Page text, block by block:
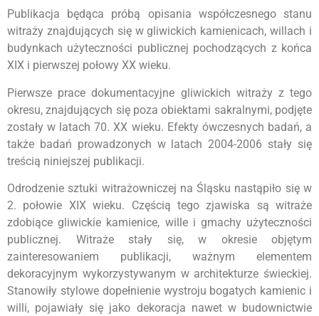
Publikacja będąca próbą opisania współczesnego stanu
witraży znajdujących się w gliwickich kamienicach, willach i
budynkach użyteczności publicznej pochodzących z końca
XIX i pierwszej połowy XX wieku.
Pierwsze prace dokumentacyjne gliwickich witraży z tego
okresu, znajdujących się poza obiektami sakralnymi, podjęte
zostały w latach 70. XX wieku. Efekty ówczesnych badań, a
także badań prowadzonych w latach 2004-2006 stały się
treścią niniejszej publikacji.
Odrodzenie sztuki witrażowniczej na Śląsku nastąpiło się w
2. połowie XIX wieku. Częścią tego zjawiska są witraże
zdobiące gliwickie kamienice, wille i gmachy użyteczności
publicznej. Witraże stały się, w okresie objętym
zainteresowaniem publikacji, ważnym elementem
dekoracyjnym wykorzystywanym w architekturze świeckiej.
Stanowiły stylowe dopełnienie wystroju bogatych kamienic i
willi, pojawiały się jako dekoracja nawet w budownictwie